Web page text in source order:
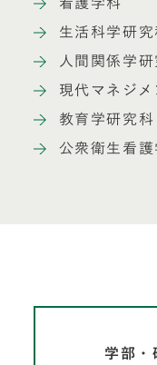
生活科学研究
人間関係学研
現代マネジ
教育学研究科
公衆衛生看護
学部・